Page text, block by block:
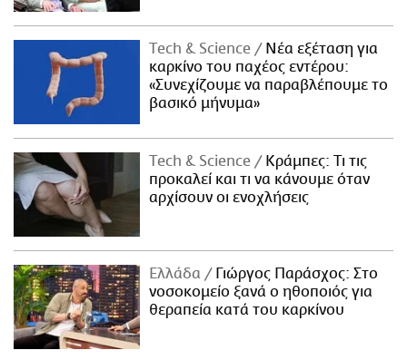
Τech & Science
Νέα εξέταση για
καρκίνο του παχέος εντέρου:
«Συνεχίζουμε να παραβλέπουμε το
βασικό μήνυμα»
Τech & Science
Κράμπες: Τι τις
προκαλεί και τι να κάνουμε όταν
αρχίσουν οι ενοχλήσεις
Ελλάδα
Γιώργος Παράσχος: Στο
νοσοκομείο ξανά ο ηθοποιός για
θεραπεία κατά του καρκίνου